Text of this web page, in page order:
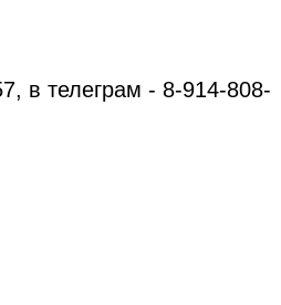
в телеграм - 8-914-808-